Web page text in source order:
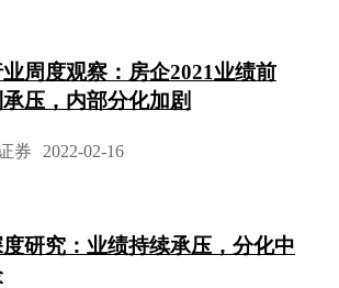
周度观察：房企2021业绩前
压，内部分化加剧
券 2022-02-16
研究：业绩持续承压，分化中